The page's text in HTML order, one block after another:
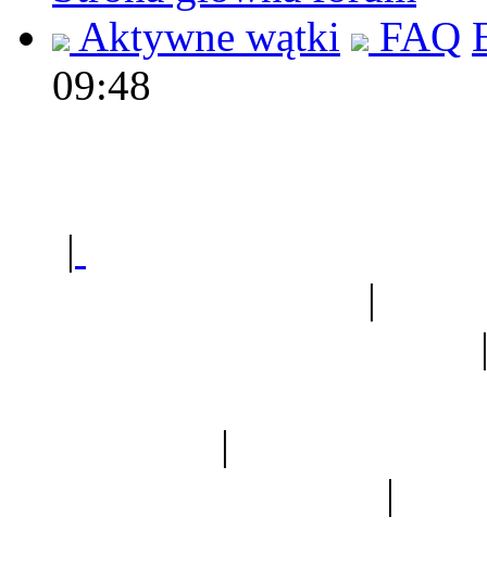
Aktywne wątki
FAQ
09:48
|
|
|
|